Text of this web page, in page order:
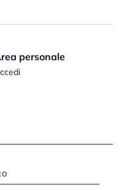
personale